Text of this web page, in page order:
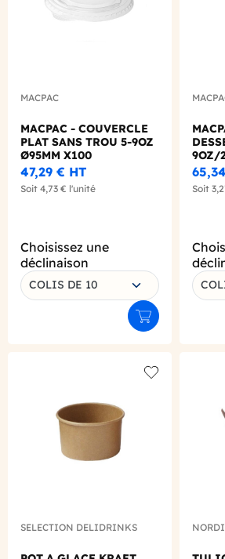
MACPAC
MACPAC - COUVERCLE
PLAT SANS TROU 5-9OZ
Ø95MM X100
47,29 € HT
Soit 4,73 € l'unité
Choisissez une
déclinaison
COLIS DE 10
Ajouter au panier
9OZ/
Soit
SELECTION DELIDRINKS